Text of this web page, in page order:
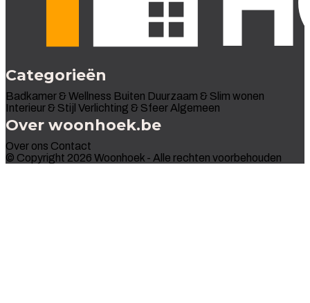
Categorieën
Badkamer & Wellness Buiten Duurzaam & Slim wonen
Interieur & Stijl Verlichting & Sfeer Algemeen
Over woonhoek.be
Over ons Contact
© Copyright 2026 Woonhoek - Alle rechten voorbehouden